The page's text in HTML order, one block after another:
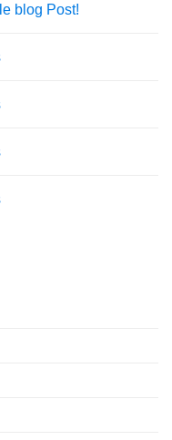
blog Post!